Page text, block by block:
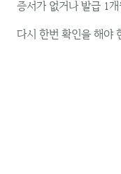
증서가 없거나 발급 1
다시 한번 확인을 해야